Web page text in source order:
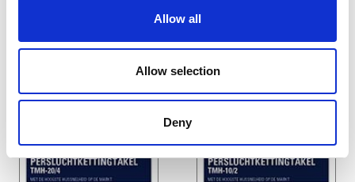
Allow all
Allow selection
Deny
takels en loopkatten
410 Watt met
spindelblokkering